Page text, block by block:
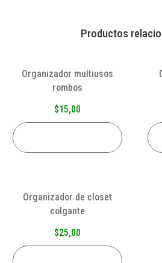
Productos
Organizador multiusos
rombos
$15,00
Organizador de closet
colgante
$25,00